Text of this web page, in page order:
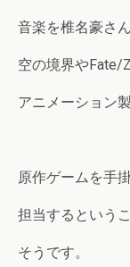
音楽を椎名豪さん
空の境界やFate/
アニメーション
原作ゲームを手
担当するという
そうです。